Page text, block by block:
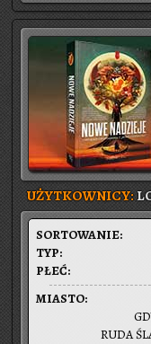
UŻYTKOWNICY:
SOR­TO­WA­NIE:
TYP:
PŁEĆ:
RUDA
MIA­STO: